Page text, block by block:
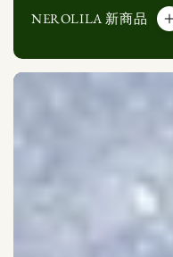
NEROLILA 新商品